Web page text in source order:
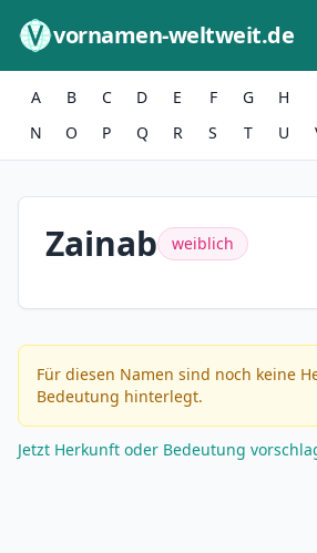
vornamen-weltweit.de
A B C D E F G H
N
O P Q R S T U
Zainab weiblich
Für diesen Namen sind noch keine
Bedeutung hinterlegt.
Jetzt Herkunft oder Bedeutung